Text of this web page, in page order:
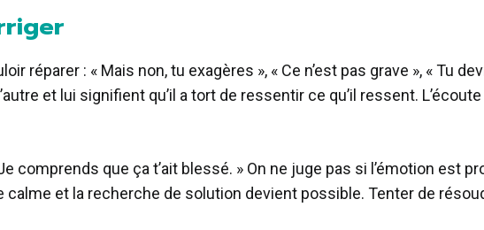
réparer : « Mais non, tu exagères », « Ce n’est pas grave », « Tu
et lui signifient qu’il a tort de ressentir ce qu’il ressent.
comprends que ça t’ait blessé. » On ne juge pas si l’émotion est
calme et la recherche de solution devient possible. Tenter de